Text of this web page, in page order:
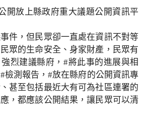
開放上縣政府重大議題公開資訊平
件，但民眾卻一直處在資訊不對等
眾的生命安全、身家財產，民眾有
烈建議縣府，#將此事的進展與相
檢測報告，#放在縣府的公開資訊專
甚至包括最近大有可為社區連署的
，都應該公開結果，讓民眾可以清